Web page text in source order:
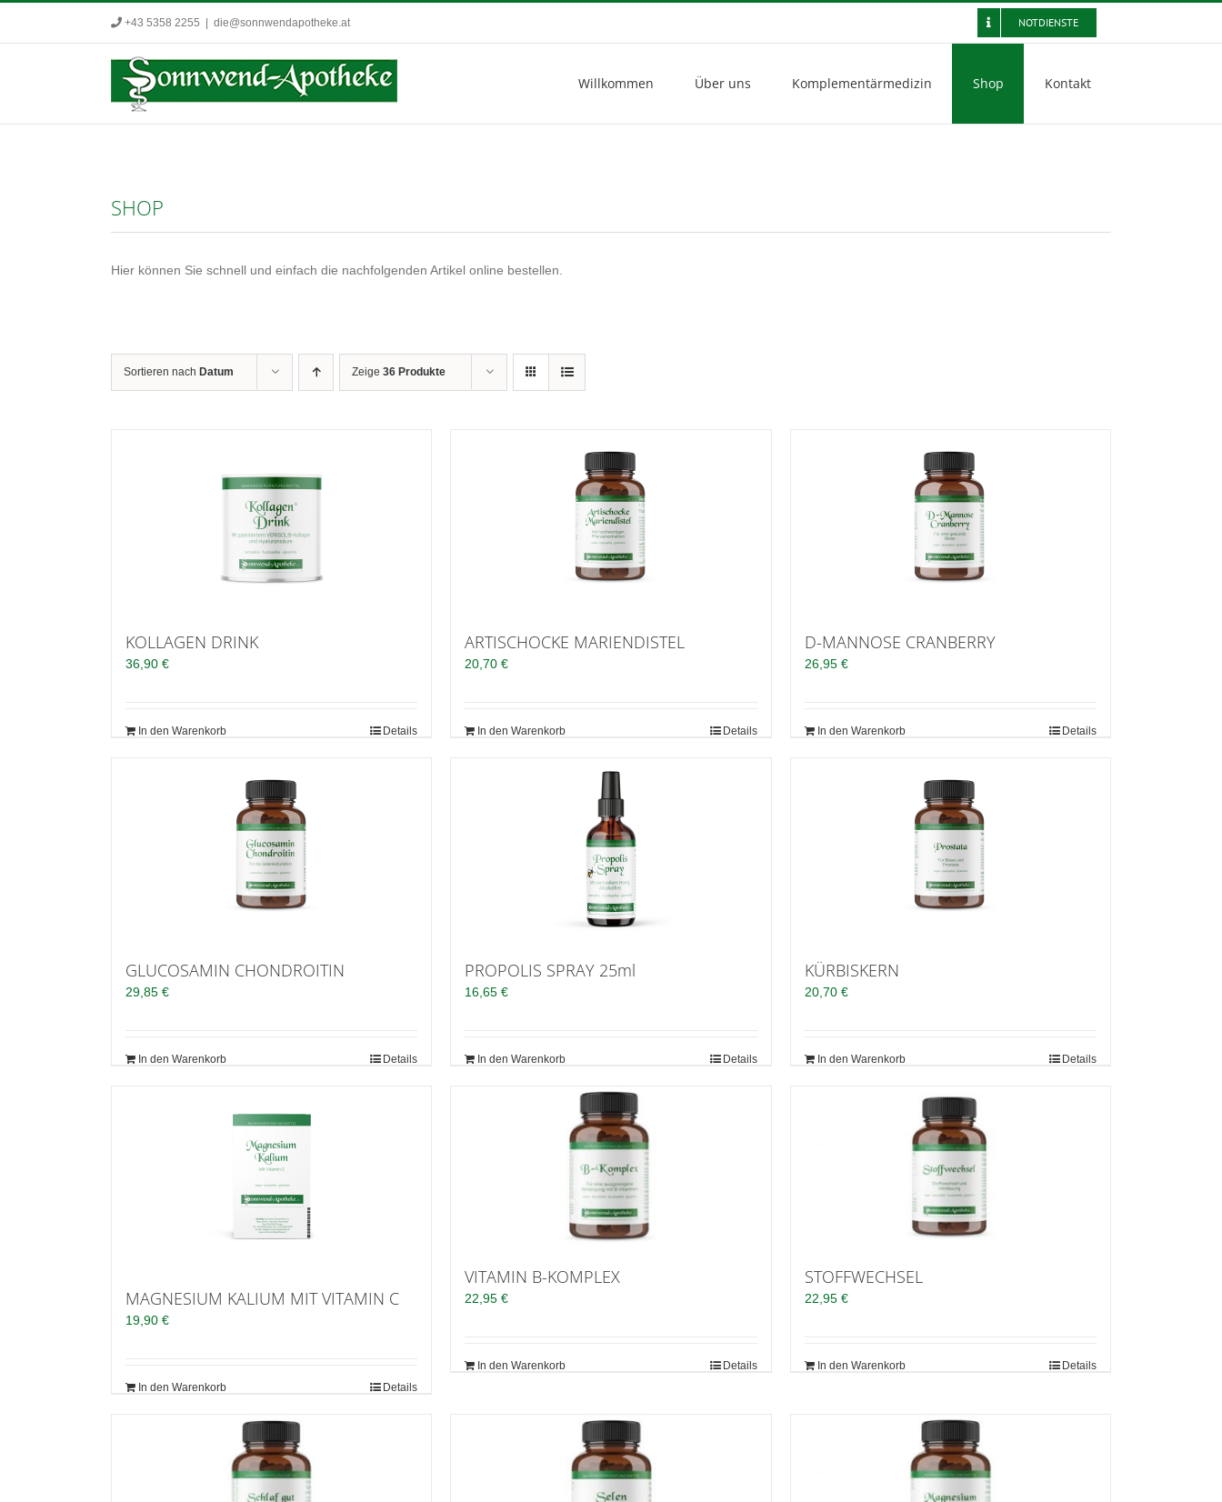
springen
+43 5358 2255 die@sonnwendapotheke.at NOTDIENSTE
Willkommen Über uns Komplementärmedizin Shop Kontakt
SHOP
Hier können Sie schnell und einfach die nachfolgenden Artikel online bestellen.
Sortieren nach Datum Zeige 36 Produkte
KOLLAGEN DRINK
36,90 €
In den Warenkorb Details
ARTISCHOCKE MARIENDISTEL
20,70€
In den Warenkorb Details
D-MANNOSE CRANBERRY
26,95 €
In den Warenkorb Details
GLUCOSAMIN CHONDROITIN
29,85 €
In den Warenkorb Details
PROPOLIS SPRAY 25ml
16,65€
In den Warenkorb Details
KÜRBISKERN
20,70 €
In den Warenkorb Details
MAGNESIUM KALIUM MIT VITAMIN C
19,90 €
In den Warenkorb Details
VITAMIN B-KOMPLEX
22,95€
In den Warenkorb Details
STOFFWECHSEL
22,95 €
In den Warenkorb Details